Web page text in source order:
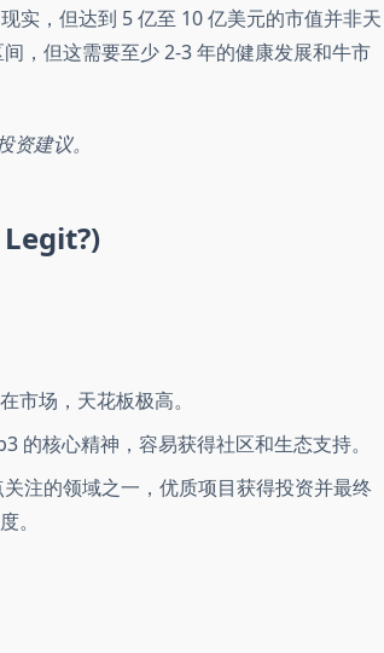
实，但达到 5 亿至 10 亿美元的市值并非天
间，但这需要至少 2-3 年的健康发展和牛市
建议。
Legit?)
市场，天花板极高。
的核心精神，容易获得社区和生态支持。
注的领域之一，优质项目获得投资并最终
。